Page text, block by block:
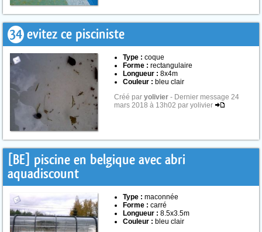
34 evitez ce pisciniste
Type : coque
Forme : rectangulaire
Longueur : 8x4m
Couleur : bleu clair
Créé par yolivier - Dernier message 24
mars 2018 à 13h02 par yolivier
[BE] piscine en belgique avec abri
aquadiscount
Type : maconnée
Forme : carré
Longueur : 8.5x3.5m
Couleur : bleu clair